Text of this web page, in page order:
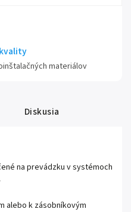
materiálov
Diskusia
na prevádzku v systémoch
alebo k zásobníkovým